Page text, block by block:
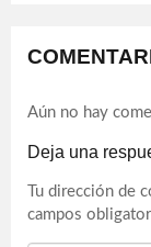
Aún no hay
Deja una
Tu dirección de
campos